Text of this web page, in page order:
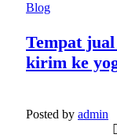
JAN
Blog
Tempat
kirim ke
Posted by admin